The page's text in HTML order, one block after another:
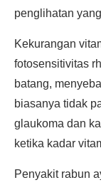
penglihatan
Kekurangan
fotosensitivitas
batang,
biasanya tidak
glaukoma dan
ketika kadar
Penyakit rabun